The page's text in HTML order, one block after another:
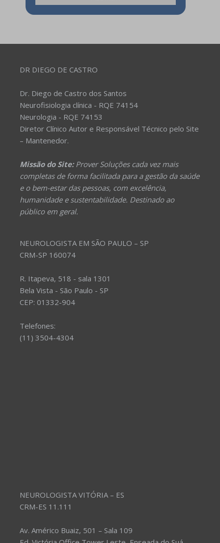
DR DIEGO DE CASTRO
Dr. Diego de Castro dos Santos
Neurofisiologia clínica - RQE 74154
Neurologia - RQE 74153
Diretor Clínico Autor e Responsável Técnico pelo Site
– Mantenedor.
Missão do Site:Prover Soluções cada vez mais
completas de forma facilitada para a gestão da saúde
e o bem-estar das pessoas, com excelência,
humanidade e sustentabilidade. Destinado ao
público em geral.
NEUROLOGISTA EM SÃO PAULO – SP
CRM-SP 160074
R. Itapeva, 518 - sala 1301
Bela Vista - São Paulo - SP
CEP: 01332-904
Telefones:
(11) 3504-4304
NEUROLOGISTA VITÓRIA – ES
CRM-ES 11.111
Av. Américo Buaiz, 501 – Sala 109